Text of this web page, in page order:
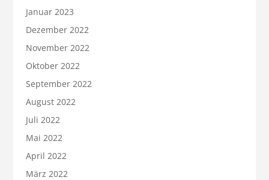
Januar 2023
Dezember 2022
November 2022
Oktober 2022
September 2022
August 2022
Juli 2022
Mai 2022
April 2022
März 2022